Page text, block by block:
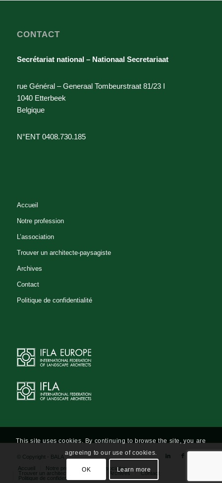
CONTACT
Secrétariat national – Nationaal Secretariaat
rue Général – Generaal Tombeurstraat 81/23 I
1040 Etterbeek
Belgique
N°ENT 0408.730.185
Accueil
Notre profession
L’association
Trouver un architecte-paysagiste
Archives
Contact
Politique de confidentialité
© Copyright - BALA
Accueil
Notre profession
L’association
Trouver un architecte-paysagiste
Archives
Contact
Politique de confidentialité
This site uses cookies. By continuing to browse the site, you are
agreeing to our use of cookies.
OK Learn more